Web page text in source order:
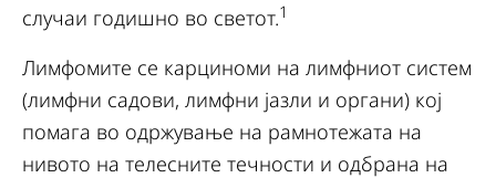
случаи годишно во светот.1
Лимфомите се карциноми на лимфниот систем
(лимфни садови, лимфни јазли и органи) кој
помага во одржување на рамнотежата на
нивото на телесните течности и одбрана на